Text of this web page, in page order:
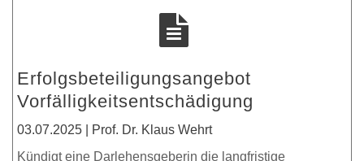
Erfolgsbeteiligungsangebot
Vorfälligkeitsentschädigung
03.07.2025 | Prof. Dr. Klaus Wehrt
Kündigt eine Darlehensgeberin die langfristige